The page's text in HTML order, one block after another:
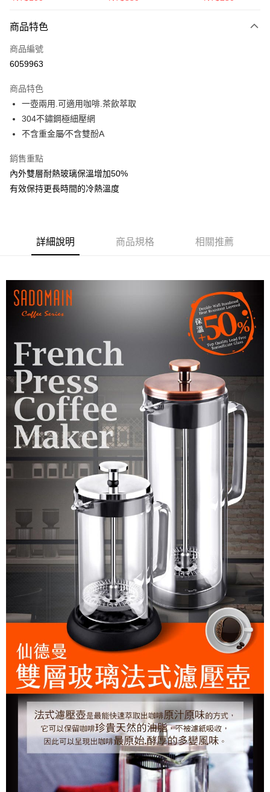
全家取貨（下單付款）後，現貨商品將於 3 個工作天內寄出
每筆NT$75，滿NT$1,199(含以上)免運費
7-11取貨（下單付款）後，現貨商品將於 3 個工作天內寄出
（不含訂購當天與例假日）
商品特色
商品編號
6059963
商品特色
一壺兩用.可適用咖啡.茶飲萃取
304不鏽鋼極細壓網
不含重金屬∕不含雙酚A
銷售重點
內外雙層耐熱玻璃保溫增加50%
有效保持更長時間的冷熱溫度
詳細說明 商品規格 相關推薦